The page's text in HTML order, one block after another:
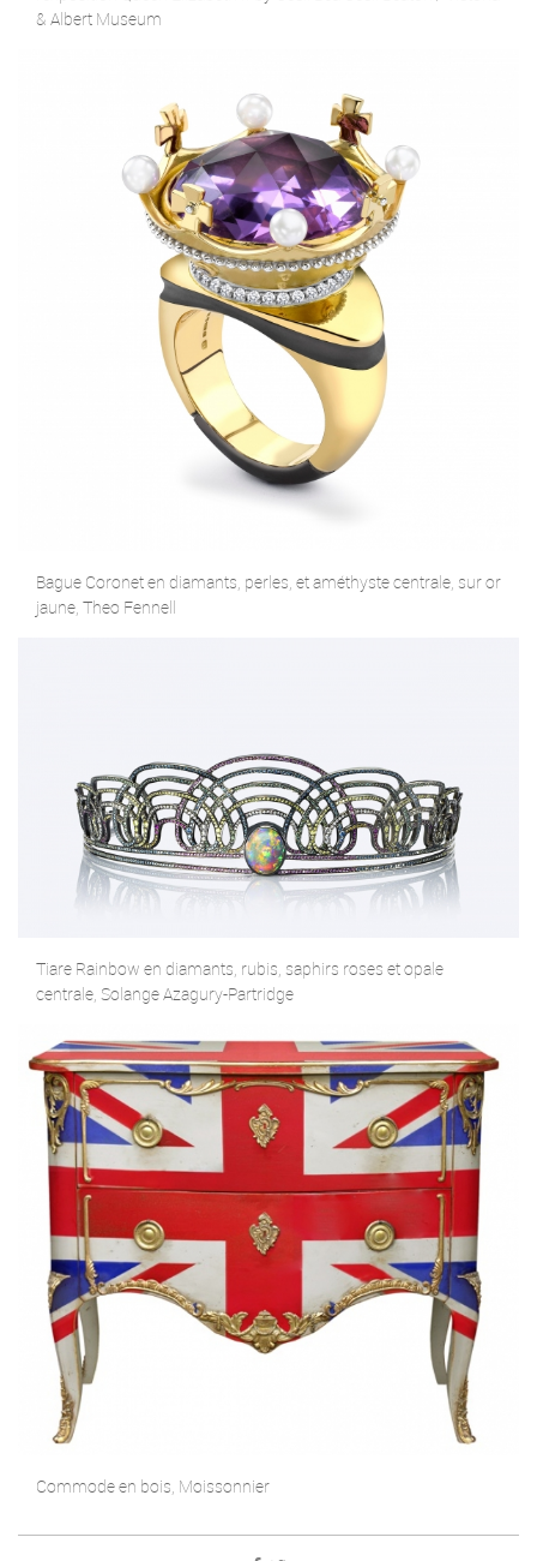
& Albert Museum
Bague Coronet en diamants, perles, et améthyste centrale, sur or
jaune, Theo Fennell
Tiare Rainbow en diamants, rubis, saphirs roses et opale
centrale, Solange Azagury-Partridge
Commode en bois, Moissonnier